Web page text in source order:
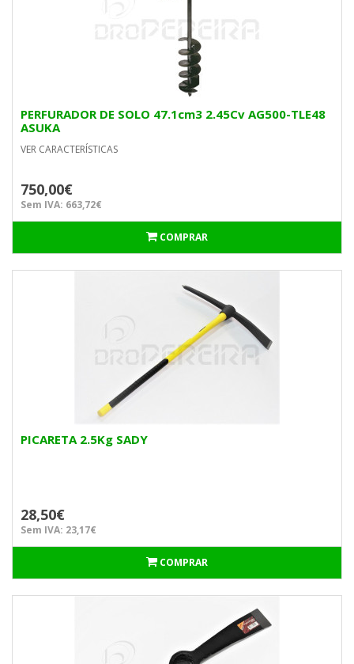
PERFURADOR DE SOLO 47.1cm3 2.45Cv AG500-TLE48
ASUKA
VER CARACTERÍSTICAS
750,00€
Sem IVA: 663,72€
COMPRAR
PICARETA 2.5Kg SADY
28,50€
Sem IVA: 23,17€
COMPRAR